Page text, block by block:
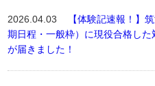
2026.04.03
【体験記速報！】
期日程・一般枠）に現役合格し
が届きました！